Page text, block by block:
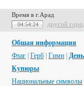
Время в г.Арад
04:54:25 другой
Общая информация
Флаг Герб Гимн
Купюры
Национальные символы